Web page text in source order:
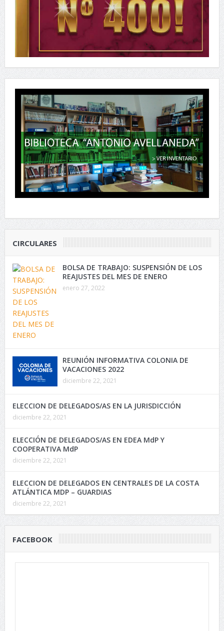
CIRCULARES
BOLSA DE TRABAJO: SUSPENSIÓN DE LOS
REAJUSTES DEL MES DE ENERO
enero 27, 2022
REUNIÓN INFORMATIVA COLONIA DE
VACACIONES 2022
diciembre 22, 2021
ELECCION DE DELEGADOS/AS EN LA JURISDICCIÓN
diciembre 22, 2021
ELECCIÓN DE DELEGADOS/AS EN EDEA MdP Y
COOPERATIVA MdP
diciembre 22, 2021
ELECCION DE DELEGADOS EN CENTRALES DE LA COSTA
ATLÁNTICA MDP – GUARDIAS
diciembre 22, 2021
FACEBOOK